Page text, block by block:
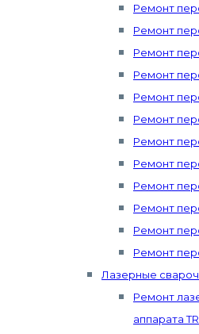
Ремонт
Ремонт
Ремонт
Ремонт
Ремонт
Ремонт
Ремонт
Ремонт
Ремонт
Ремонт
Ремонт
Ремонт
Лазерные
Ремонт
аппарата